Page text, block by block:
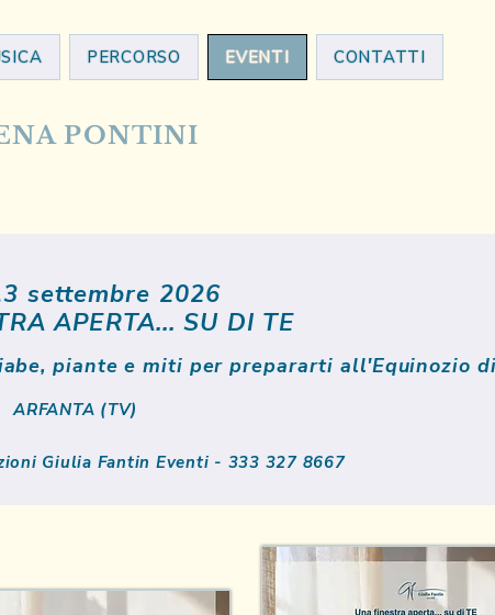
PERCORSO EVENTI CONTATTI
PONTINI
settembre 2026
APERTA... SU DI TE
piante e miti per prepararti all'Equinozio
ARFANTA (TV)
Giulia Fantin Eventi - 333 327 8667